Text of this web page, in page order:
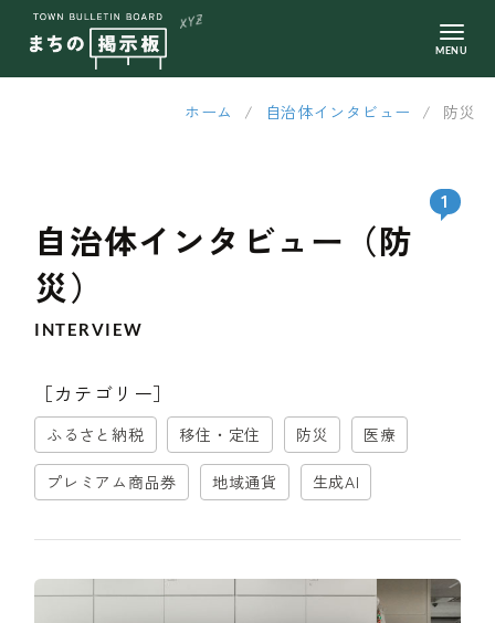
ホーム / 自治体インタビュー / 防災
自治体インタビュー（防
災）
INTERVIEW
1
［カテゴリー］
ふるさと納税 移住・定住 防災 医療
プレミアム商品券 地域通貨 生成AI